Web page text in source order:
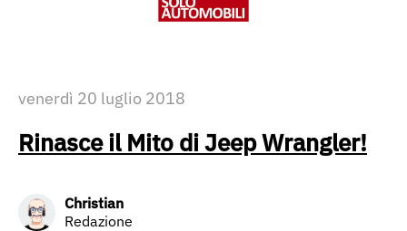
venerdì 20 luglio 2018
Rinasce il Mito di Jeep Wrangler!
Christian
Redazione